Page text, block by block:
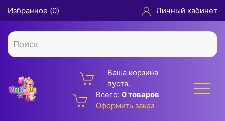
Избранное (0) Личный кабинет
Ваша корзина
пуста.
Всего: 0 товаров
Оформить заказ